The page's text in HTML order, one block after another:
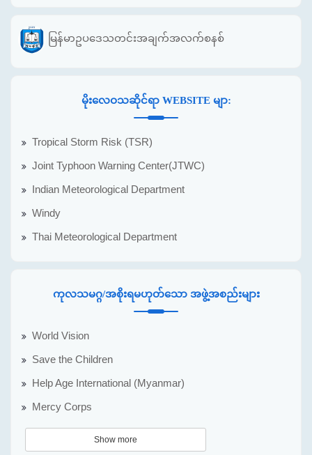
မြန်မာဥပဒေသတင်းအချက်အလက်စနစ်
မိုးလေဝသဆိုင်ရာ WEBSITE မျာ:
Tropical Storm Risk (TSR)
Joint Typhoon Warning Center(JTWC)
Indian Meteorological Department
Windy
Thai Meteorological Department
ကုလသမဂ္ဂ/အစိုးရမဟုတ်သော အဖွဲ့အစည်းများ
World Vision
Save the Children
Help Age International (Myanmar)
Mercy Corps
Show more